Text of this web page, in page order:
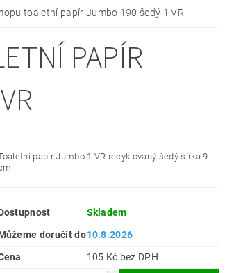
toaletní papír Jumbo 190 šedý 1 VR
PAPÍR
papír Jumbo 1 VR recyklovaný šedý šířka 9
Skladem
doručit do10.8.2026
105 Kč bez DPH